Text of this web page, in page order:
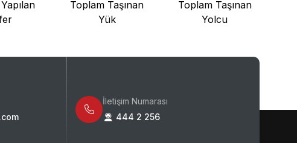
Toplam Taşınan
Yük
Toplam Taşınan
Yolcu
İletişim Numarası
444 2 256